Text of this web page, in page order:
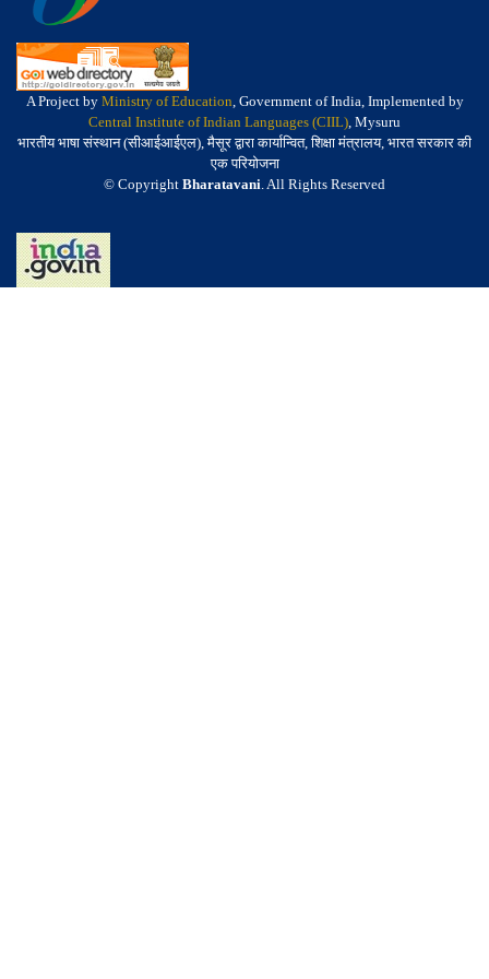
A Project by Ministry of Education, Government of India, Implemented by
Central Institute of Indian Languages (CIIL), Mysuru
भारतीय भाषा संस्थान (सीआईआईएल), मैसूर द्वारा कार्यान्वित, शिक्षा मंत्रालय, भारत सरकार की
एक परियोजना
© Copyright Bharatavani. All Rights Reserved